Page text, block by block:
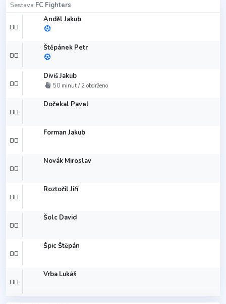
Sestava FC Fighters
00
Anděl Jakub
00
Štěpánek Petr
00
Diviš Jakub
50 minut / 2 obdrženo
00
Dočekal Pavel
00
Forman Jakub
00
Novák Miroslav
00
Roztočil Jiří
00
Šolc David
00
Špic Štěpán
00
Vrba Lukáš